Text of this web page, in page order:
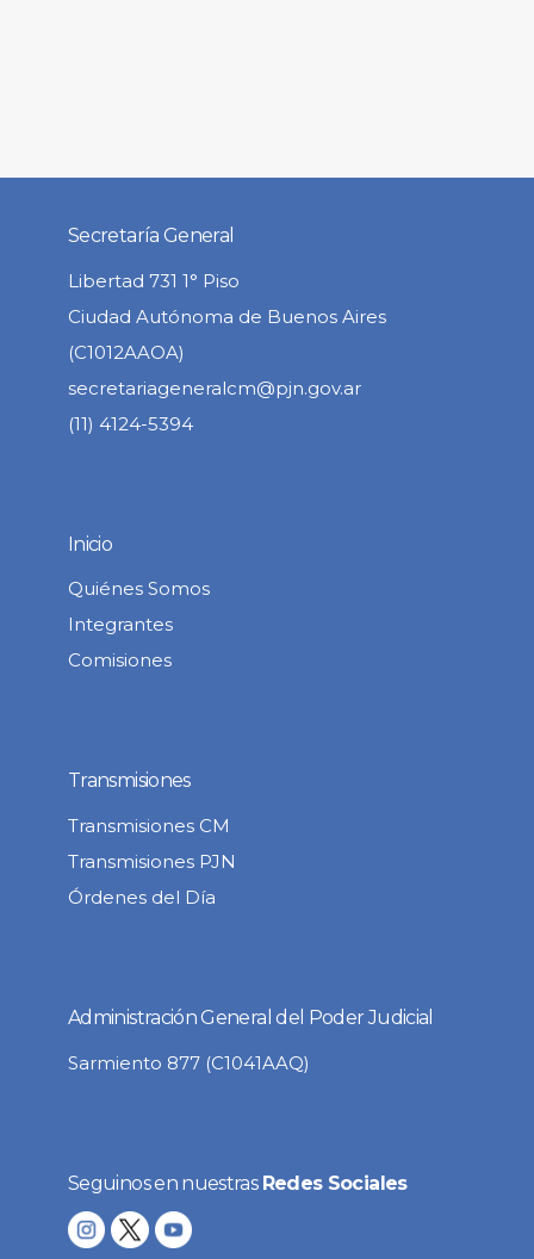
Secretaría General
Libertad 731 1° Piso
Ciudad Autónoma de Buenos Aires
(C1012AAOA)
secretariageneralcm@pjn.gov.ar
(11) 4124-5394
Inicio
Quiénes Somos
Integrantes
Comisiones
Transmisiones
Transmisiones CM
Transmisiones PJN
Órdenes del Día
Administración General del Poder Judicial
Sarmiento 877 (C1041AAQ)
Seguinos en nuestras Redes Sociales